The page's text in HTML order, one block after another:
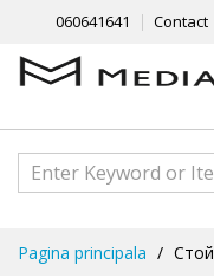
060641641 Contact
Pagina principala